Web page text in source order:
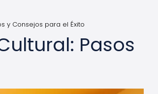
y Consejos para el Éxito
Pasos